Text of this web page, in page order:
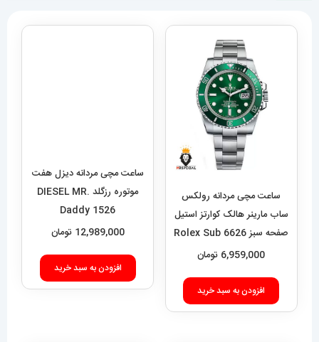
ساعت مچی مردانه رولکس
ساب مارینر هالک کوارتز استیل
صفحه سبز 6626 Rolex Sub
mariner hulk
6,959,000 تومان
افزودن به سبد خرید
12,989,000 تومان
افزودن به سبد خرید